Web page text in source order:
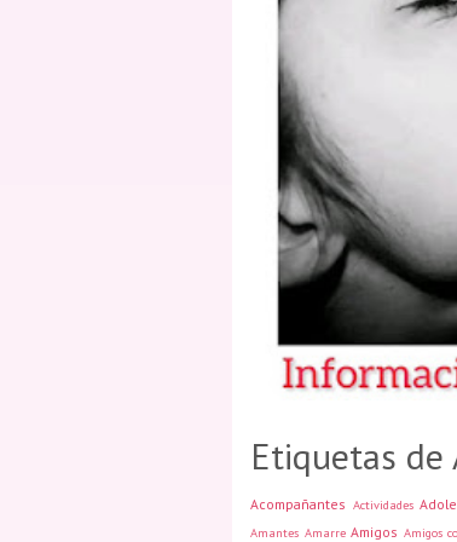
Etiquetas de
Acompañantes Actividades
Amantes Amarre Amigos Amigos